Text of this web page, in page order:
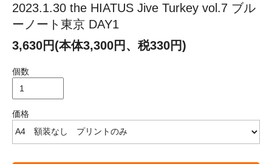
2023.1.30 the HIATUS Jive Turkey vol.7 ブル
ーノート東京 DAY1
3,630円(本体3,300円、税330円)
個数
価格